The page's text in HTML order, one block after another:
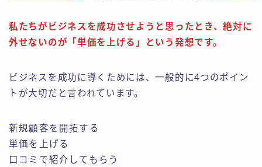
私たちがビジネスを成功させようと思ったとき、絶対に
外せないのが「単価を上げる」という発想です。
ビジネスを成功に導くためには、一般的に4つのポイン
トが大切だと言われています。
新規顧客を開拓する
単価を上げる
口コミで紹介してもらう